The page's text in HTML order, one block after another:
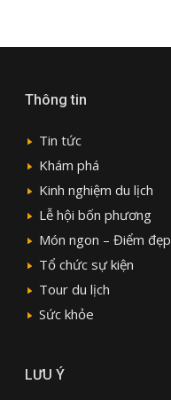
Thông tin
Tin tức
Khám phá
Kinh nghiệm du lịch
Lễ hội bốn phương
Món ngon – Điểm đẹp
Tổ chức sự kiện
Tour du lịch
Sức khỏe
LƯU Ý